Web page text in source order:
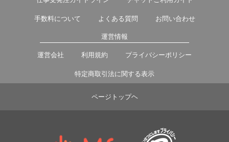
手数料について よくある質問 お問い合わせ
運営情報
運営会社 利用規約 プライバシーポリシー
特定商取引法に関する表示
ページトップヘ